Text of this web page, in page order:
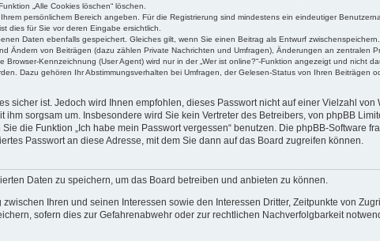
„Alle Cookies löschen“ löschen.
persönlichem Bereich angeben. Für die Registrierung sind mindestens ein eindeutiger
dies für Sie vor deren Eingabe ersichtlich.
Daten ebenfalls gespeichert. Gleiches gilt, wenn Sie einen Beitrag als Entwurf
Ändern von Beiträgen (dazu zählen Private Nachrichten und Umfragen), Änderungen an zentralen
Kennzeichnung (User Agent) wird nur in der „Wer ist online?“-Funktion angezeigt und nicht
Dazu gehören Ihr Abstimmungsverhalten bei Umfragen, der Gelesen-Status von Ihren Beiträgen
sicher ist. Jedoch wird Ihnen empfohlen, dieses Passwort nicht auf einer Vielzahl
sorgsam um. Insbesondere wird Sie kein Vertreter des Betreibers, von phpBB
die Funktion „Ich habe mein Passwort vergessen“ benutzen. Die phpBB-Software
Passwort an diese Adresse, mit dem Sie dann auf das Board zugreifen können.
Daten zu speichern, um das Board betreiben und anbieten zu können.
Ihren und seinen Interessen sowie den Interessen Dritter, Zeitpunkte von
sofern dies zur Gefahrenabwehr oder zur rechtlichen Nachverfolgbarkeit